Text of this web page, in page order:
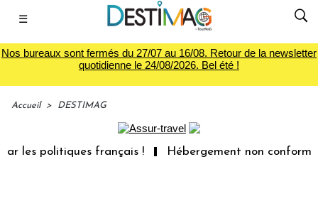
☰
Nos bureaux sont fermés du 27/07 au 16/08. Retour de la newsletter
quotidienne le 24/08/2026. Bel été !
Accueil > DESTIMAG
les politiques français ! Hébergement non conforme